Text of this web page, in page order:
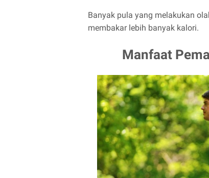
Banyak pula yang melakukan
membakar lebih banyak kalori.
Manfaat